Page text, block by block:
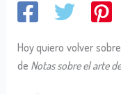
Hoy quiero volver
de Notas sobre el arte